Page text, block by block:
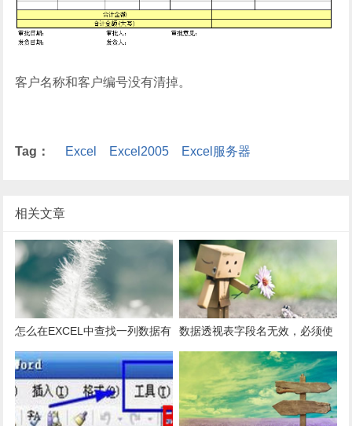
客户名称和客户编号没有清掉。
Tag： Excel Excel2005 Excel服务器
相关文章
怎么在EXCEL中查找一列数据有
多少是重复的？
数据透视表字段名无效，必须使
用组合为带有标志列列表的数
据。